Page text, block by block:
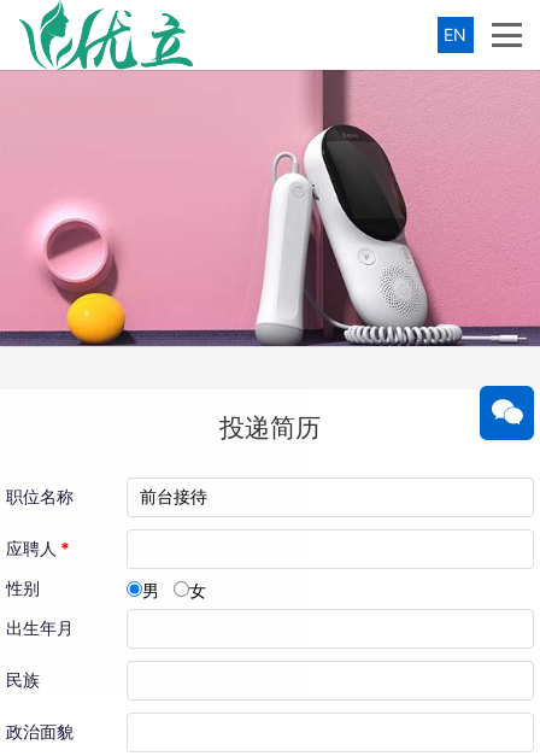
EN
投递简历
职位名称
应聘人 *
性别
男
女
出生年月
民族
政治面貌